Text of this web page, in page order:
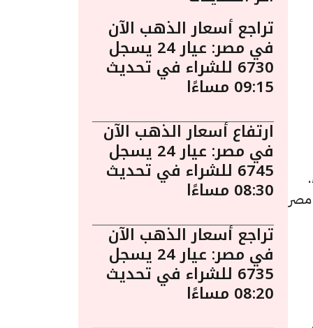
مساءً.
تراجع أسعار الذهب الآن
في مصر: عيار 24 يسجل
6730 للشراء في تحديث
09:15 مساءًا
ارتفاع أسعار الذهب الآن
في مصر: عيار 24 يسجل
6745 للشراء في تحديث
08:30 مساءًا
تراجع أسعار الذهب الآن
في مصر: عيار 24 يسجل
6735 للشراء في تحديث
08:20 مساءًا